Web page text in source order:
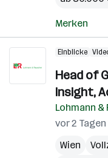
Merken
Einblicke
Head of
Insight,
Lohmann &
vor 2
Wien